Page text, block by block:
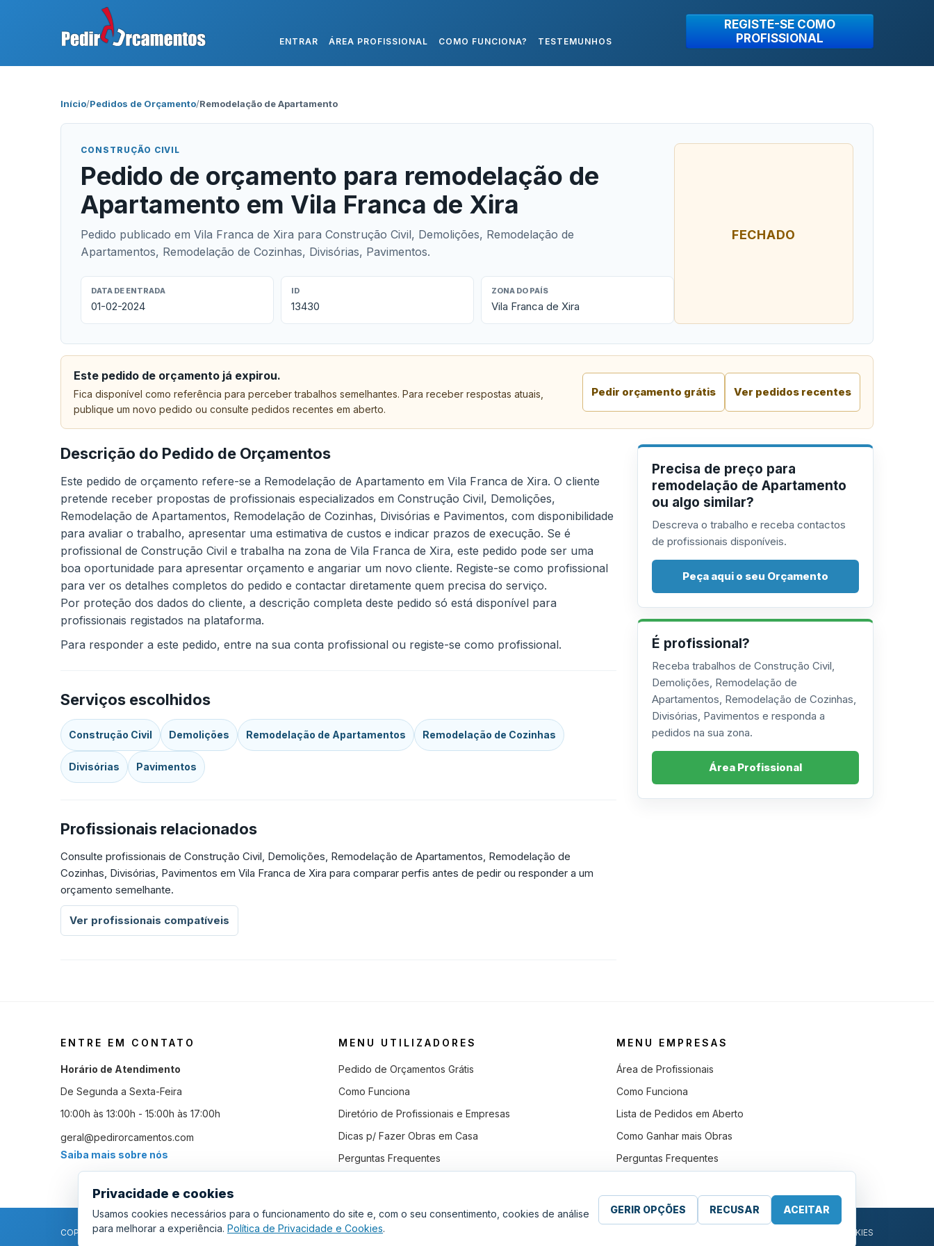
ENTRAR ÁREA PROFISSIONAL COMO FUNCIONA? TESTEMUNHOS
REGISTE-SE COMO
PROFISSIONAL
Início/Pedidos de Orçamento/Remodelação de Apartamento
CONSTRUÇÃO CIVIL
Pedido de orçamento para remodelação de
Apartamento em Vila Franca de Xira
Pedido publicado em Vila Franca de Xira para Construção Civil, Demolições, Remodelação de
Apartamentos, Remodelação de Cozinhas, Divisórias, Pavimentos.
DATA DE ENTRADA
01-02-2024
ID
13430
ZONA DO PAÍS
Vila Franca de Xira
FECHADO
Este pedido de orçamento já expirou.
Fica disponível como referência para perceber trabalhos semelhantes. Para receber respostas atuais,
publique um novo pedido ou consulte pedidos recentes em aberto.
Pedir orçamento grátis Ver pedidos recentes
Descrição do Pedido de Orçamentos
Este pedido de orçamento refere-se a Remodelação de Apartamento em Vila Franca de Xira. O cliente
pretende receber propostas de profissionais especializados em Construção Civil, Demolições,
Remodelação de Apartamentos, Remodelação de Cozinhas, Divisórias e Pavimentos, com disponibilidade
para avaliar o trabalho, apresentar uma estimativa de custos e indicar prazos de execução. Se é
profissional de Construção Civil e trabalha na zona de Vila Franca de Xira, este pedido pode ser uma
boa oportunidade para apresentar orçamento e angariar um novo cliente. Registe-se como profissional
para ver os detalhes completos do pedido e contactar diretamente quem precisa do serviço.
Por proteção dos dados do cliente, a descrição completa deste pedido só está disponível para
profissionais registados na plataforma.
Para responder a este pedido, entre na sua conta profissional ou registe-se como profissional.
Serviços escolhidos
Construção Civil Demolições Remodelação de Apartamentos Remodelação de Cozinhas
Divisórias Pavimentos
Profissionais relacionados
Consulte profissionais de Construção Civil, Demolições, Remodelação de Apartamentos, Remodelação de
Cozinhas, Divisórias, Pavimentos em Vila Franca de Xira para comparar perfis antes de pedir ou responder a um
orçamento semelhante.
Ver profissionais compatíveis
Precisa de preço para
remodelação de Apartamento
ou algo similar?
Descreva o trabalho e receba contactos
de profissionais disponíveis.
Peça aqui o seu Orçamento
É profissional?
Receba trabalhos de Construção Civil,
Demolições, Remodelação de
Apartamentos, Remodelação de Cozinhas,
Divisórias, Pavimentos e responda a
pedidos na sua zona.
Área Profissional
ENTRE EM CONTATO
Horário de Atendimento
De Segunda a Sexta-Feira
10:00h às 13:00h - 15:00h às 17:00h
geral@pedirorcamentos.com
Saiba mais sobre nós
MENU UTILIZADORES
Pedido de Orçamentos Grátis
Como Funciona
Diretório de Profissionais e Empresas
Dicas p/ Fazer Obras em Casa
Perguntas Frequentes
MENU EMPRESAS
Área de Profissionais
Como Funciona
Lista de Pedidos em Aberto
Como Ganhar mais Obras
Perguntas Frequentes
COPYRIGHT © 2011 - 2026 SGSI. TODOS OS DIREITOS RESERVADOS. GERIR COOKIES
Privacidade e cookies
Usamos cookies necessários para o funcionamento do site e, com o seu consentimento, cookies de análise
para melhorar a experiência. Política de Privacidade e Cookies.
GERIR OPÇÕES RECUSAR ACEITAR